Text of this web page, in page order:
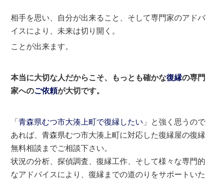
相手を思い、自分が出来ること、そして専門家のアドバ
イスにより、未来は切り開く。
ことが出来ます。
本当に大切な人だからこそ、もっとも確かな復縁の専門
家へのご依頼が大切です。
「青森県むつ市大湊上町で復縁したい 」と強く思うので
あれば、青森県むつ市大湊上町に対応した復縁屋の復縁
無料相談までご相談下さい。
状況の分析、探偵調査、復縁工作、そして様々な専門的
なアドバイスにより、復縁までの道のりをサポートいた